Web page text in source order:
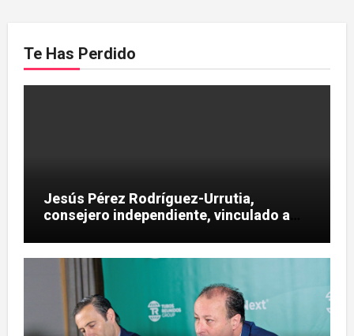
Te Has Perdido
Jesús Pérez Rodríguez-Urrutia,
consejero independiente, vinculado a
Reunidos